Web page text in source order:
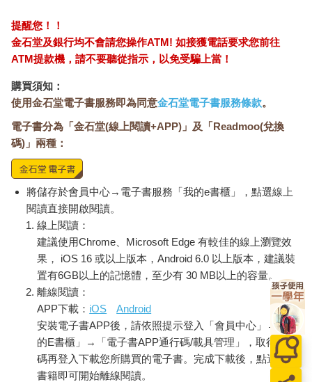
提醒您！！
金石堂及銀行均不會請您操作ATM! 如接獲電話要求您前往
ATM提款機，請不要聽從指示，以免受騙上當！
購買須知：
使用金石堂電子書服務即為同意金石堂電子書服務條款。
電子書分為「金石堂(線上閱讀+APP)」及「Readmoo(兌換
碼)」兩種：
將儲存於會員中心→電子書服務「我的e書櫃」，點選線上
閱讀直接開啟閱讀。
線上閱讀：
建議使用Chrome、Microsoft Edge 有較佳的線上瀏覽效
果， iOS 16 或以上版本，Android 6.0 以上版本，建議裝
置有6GB以上的記憶體，至少有 30 MB以上的容量。
離線閱讀：
APP下載： iOS
Android
安裝電子書APP後，請依照提示登入「會員中心」→「我
的E書櫃」→「電子書APP通行碼/載具管理」，取得通行
碼再登入下載您所購買的電子書。完成下載後，點選任一
書籍即可開始離線閱讀。